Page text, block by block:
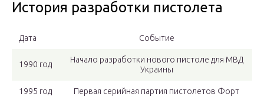
История разработки пистолета
Дата Событие
1990 год
Начало разработки нового пистоле для МВД
Украины
1995 год Первая серийная партия пистолетов Форт